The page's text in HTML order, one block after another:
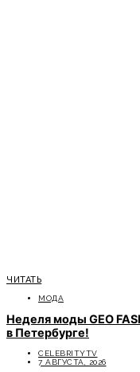
ЧИТАТЬ
МОДА
Неделя моды GEO
в Петербурге!
CELEBRITYTV
7 АВГУСТА, 2026